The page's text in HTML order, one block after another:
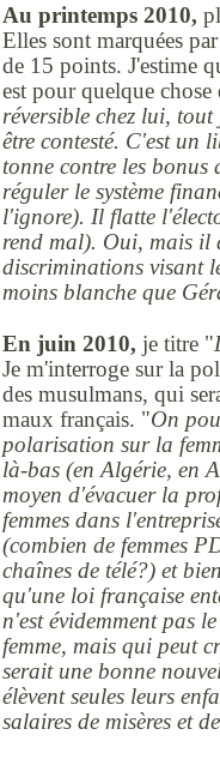
Au printemps 2010,
Elles sont marquées
de 15 points. J'estime
est pour quelque
réversible chez lui,
être contesté. C'est un
tonne contre les bonus
réguler le système
l'ignore). Il flatte
rend mal). Oui, mais
discriminations visant
moins blanche que
En juin 2010, je titre "
Je m'interroge sur la
des musulmans, qui
maux français. "On
polarisation sur la
là-bas (en Algérie, en
moyen d'évacuer la
femmes dans
(combien de femmes
chaînes de télé?) et
qu'une loi française
n'est évidemment pas
femme, mais qui peut
serait une bonne
élèvent seules leurs
salaires de misères et